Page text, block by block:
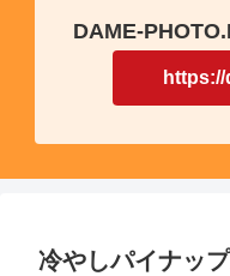
DAME-
冷やしパイナッ